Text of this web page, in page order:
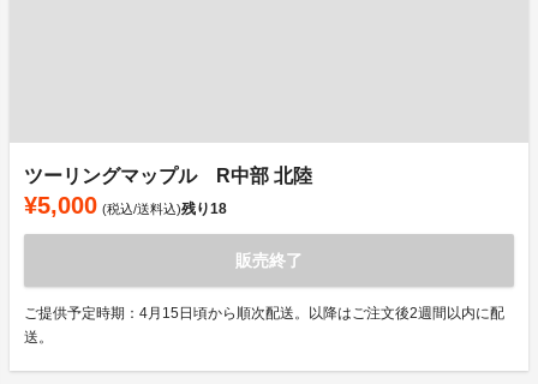
ツーリングマップル R中部 北陸
¥5,000 (税込/送料込)残り18
販売終了
ご提供予定時期：4月15日頃から順次配送。以降はご注文後2週間以内に配
送。